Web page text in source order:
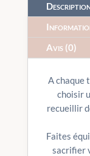
Avis (0)
A chaque
choisir
recueillir
Faites
sacrifier